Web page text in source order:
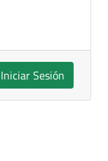
Iniciar Sesión